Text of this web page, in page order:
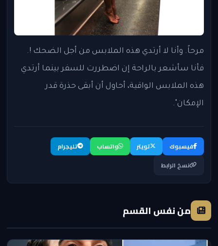
مرحاً. وأنا لا أرتدي هذه الملابس من أجل الضحك !.
فأنا سأشعر بالراحة إن اضطررت للسفر بينما أرتدي
هذه الملابس الواقية، أحاول أن أبقى حذرة قدر
الإمكان".
فيسبوك تويتر واتساب
تليجرام
نسخ الرابط
من نفس القسم